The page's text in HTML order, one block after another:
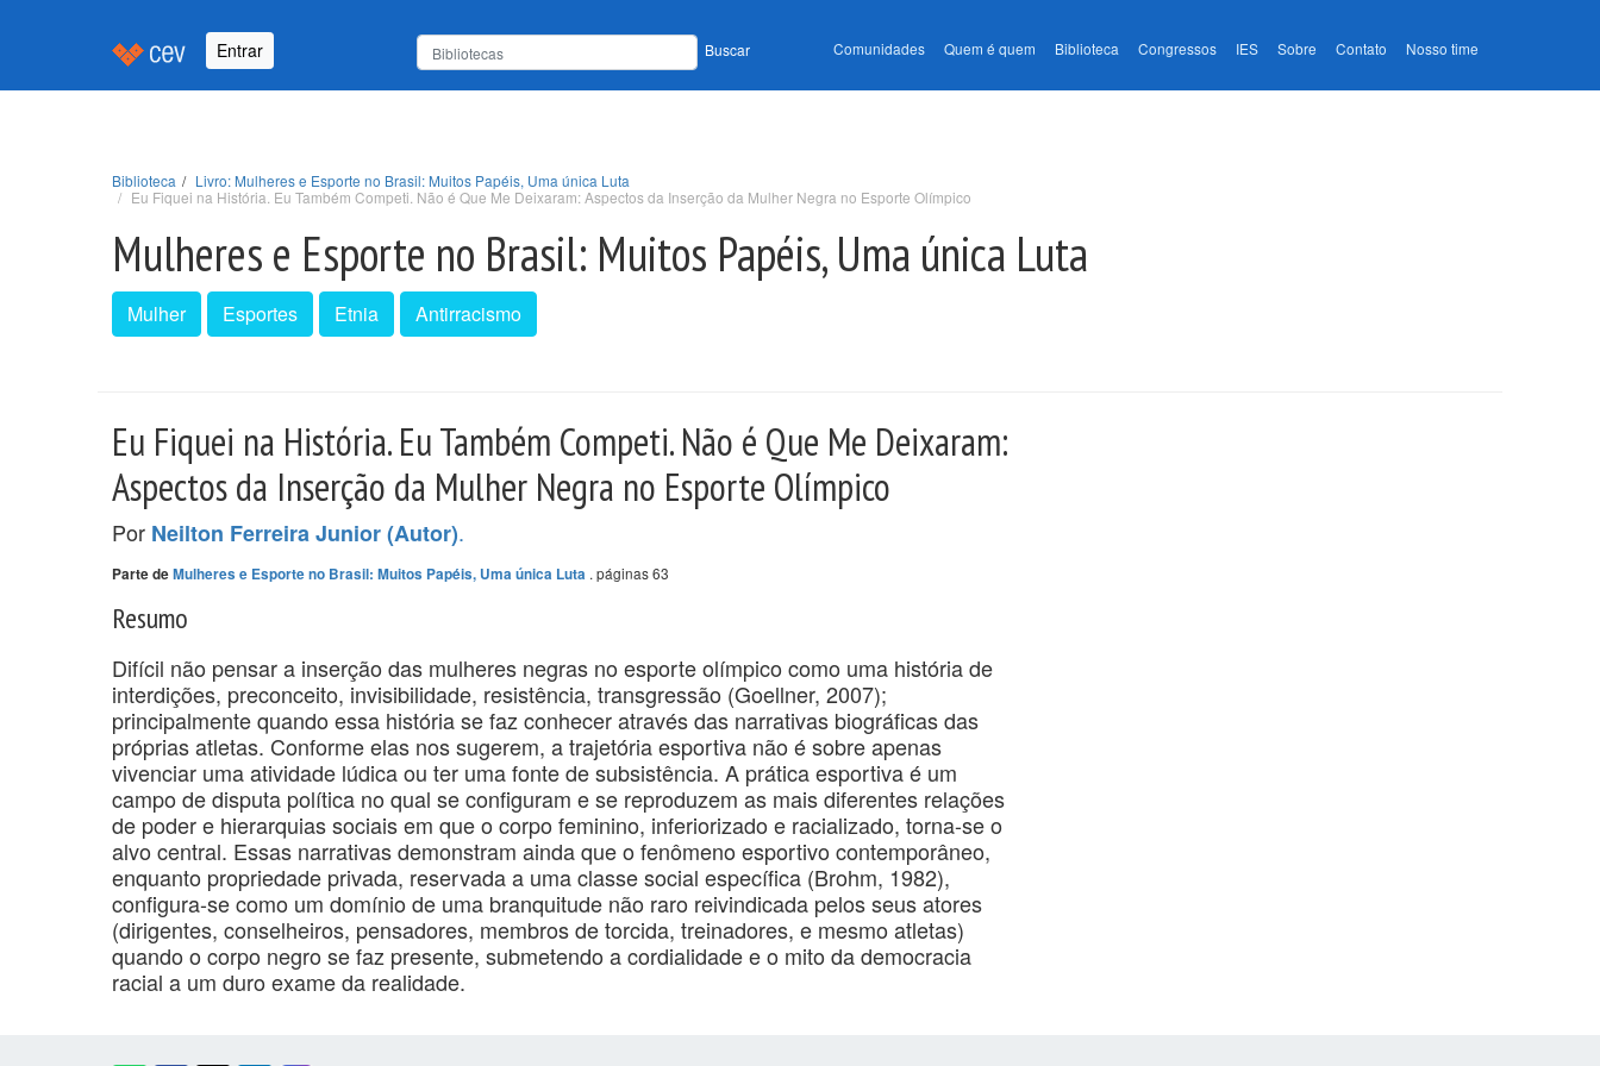
Entrar Buscar Comunidades Quem é quem Biblioteca Congressos IES Sobre Contato Nosso time
Biblioteca
Livro: Mulheres e Esporte no Brasil: Muitos Papéis, Uma única Luta
Eu Fiquei na História. Eu Também Competi. Não é Que Me Deixaram: Aspectos da Inserção da Mulher Negra no Esporte Olímpico
Mulheres e Esporte no Brasil: Muitos Papéis, Uma única Luta
Mulher Esportes Etnia Antirracismo
Eu Fiquei na História. Eu Também Competi. Não é Que Me Deixaram:
Aspectos da Inserção da Mulher Negra no Esporte Olímpico
Por Neilton Ferreira Junior (Autor).
Parte deMulheres e Esporte no Brasil: Muitos Papéis, Uma única Luta . páginas 63
Resumo
Difícil não pensar a inserção das mulheres negras no esporte olímpico como uma história de
interdições, preconceito, invisibilidade, resistência, transgressão (Goellner, 2007);
principalmente quando essa história se faz conhecer através das narrativas biográficas das
próprias atletas. Conforme elas nos sugerem, a trajetória esportiva não é sobre apenas
vivenciar uma atividade lúdica ou ter uma fonte de subsistência. A prática esportiva é um
campo de disputa política no qual se configuram e se reproduzem as mais diferentes relações
de poder e hierarquias sociais em que o corpo feminino, inferiorizado e racializado, torna-se o
alvo central. Essas narrativas demonstram ainda que o fenômeno esportivo contemporâneo,
enquanto propriedade privada, reservada a uma classe social específica (Brohm, 1982),
configura-se como um domínio de uma branquitude não raro reivindicada pelos seus atores
(dirigentes, conselheiros, pensadores, membros de torcida, treinadores, e mesmo atletas)
quando o corpo negro se faz presente, submetendo a cordialidade e o mito da democracia
racial a um duro exame da realidade.